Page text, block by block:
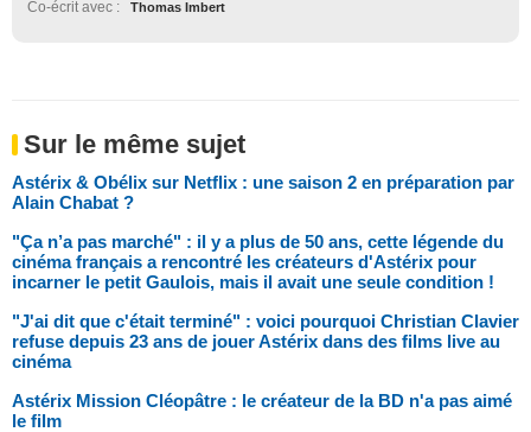
Co-écrit avec : Thomas Imbert
Sur le même sujet
Astérix & Obélix sur Netflix : une saison 2 en préparation par
Alain Chabat ?
"Ça n’a pas marché" : il y a plus de 50 ans, cette légende du
cinéma français a rencontré les créateurs d'Astérix pour
incarner le petit Gaulois, mais il avait une seule condition !
"J'ai dit que c'était terminé" : voici pourquoi Christian Clavier
refuse depuis 23 ans de jouer Astérix dans des films live au
cinéma
Astérix Mission Cléopâtre : le créateur de la BD n'a pas aimé
le film